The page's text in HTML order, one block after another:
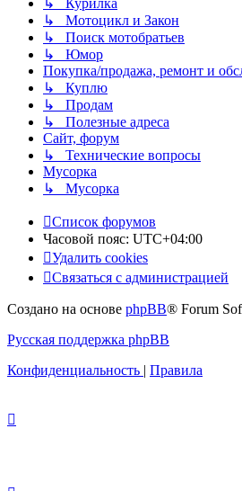
↳ Курилка
↳ Мотоцикл и Закон
↳ Поиск мотобратьев
↳ Юмор
Покупка/продажа, ремонт и
↳ Куплю
↳ Продам
↳ Полезные адреса
Сайт, форум
↳ Технические вопросы
Мусорка
↳ Мусорка
Список форумов
Часовой пояс: UTC+04:00
Удалить cookies
Связаться с администрацией
Создано на основе phpBB® Forum
Русская поддержка phpBB
Конфиденциальность | Правила